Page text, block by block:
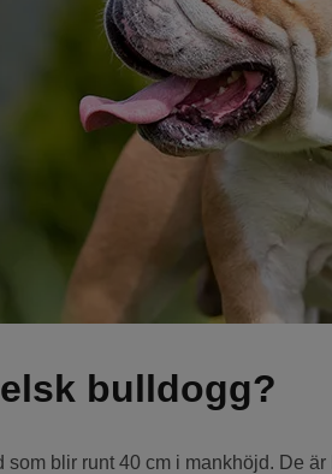
bulldogg?
blir runt 40 cm i mankhöjd. De